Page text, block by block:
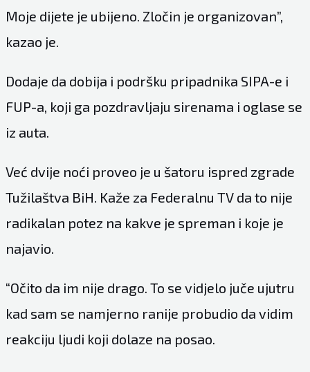
Moje dijete je ubijeno. Zločin je organizovan”,
kazao je.
Dodaje da dobija i podršku pripadnika SIPA-e i
FUP-a, koji ga pozdravljaju sirenama i oglase se
iz auta.
Već dvije noći proveo je u šatoru ispred zgrade
Tužilaštva BiH. Kaže za Federalnu TV da to nije
radikalan potez na kakve je spreman i koje je
najavio.
“Očito da im nije drago. To se vidjelo juče ujutru
kad sam se namjerno ranije probudio da vidim
reakciju ljudi koji dolaze na posao.